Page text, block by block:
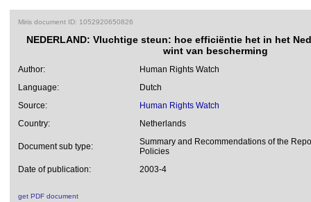
Miris document ID: 1052920650826
NEDERLAND: Vluchtige steun: hoe efficiëntie het in het
wint van bescherming
Author:
Human Rights Watch
Language:
Dutch
Source:
Human Rights Watch
Country:
Netherlands
Document sub type:
Summary and Recommendations of the
Policies
Date of publication:
2003-4
get PDF document